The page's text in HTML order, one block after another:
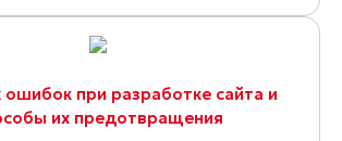
ошибок при разработке сайта и
их предотвращения